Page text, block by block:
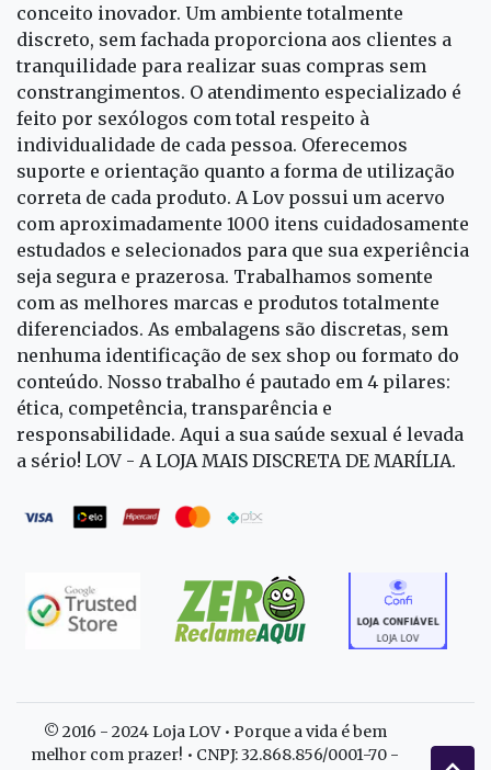
conceito inovador. Um ambiente totalmente
discreto, sem fachada proporciona aos clientes a
tranquilidade para realizar suas compras sem
constrangimentos. O atendimento especializado é
feito por sexólogos com total respeito à
individualidade de cada pessoa. Oferecemos
suporte e orientação quanto a forma de utilização
correta de cada produto. A Lov possui um acervo
com aproximadamente 1000 itens cuidadosamente
estudados e selecionados para que sua experiência
seja segura e prazerosa. Trabalhamos somente
com as melhores marcas e produtos totalmente
diferenciados. As embalagens são discretas, sem
nenhuma identificação de sex shop ou formato do
conteúdo. Nosso trabalho é pautado em 4 pilares:
ética, competência, transparência e
responsabilidade. Aqui a sua saúde sexual é levada
a sério! LOV - A LOJA MAIS DISCRETA DE MARÍLIA.
© 2016 - 2024 Loja LOV • Porque a vida é bem
melhor com prazer! • CNPJ: 32.868.856/0001-70 -